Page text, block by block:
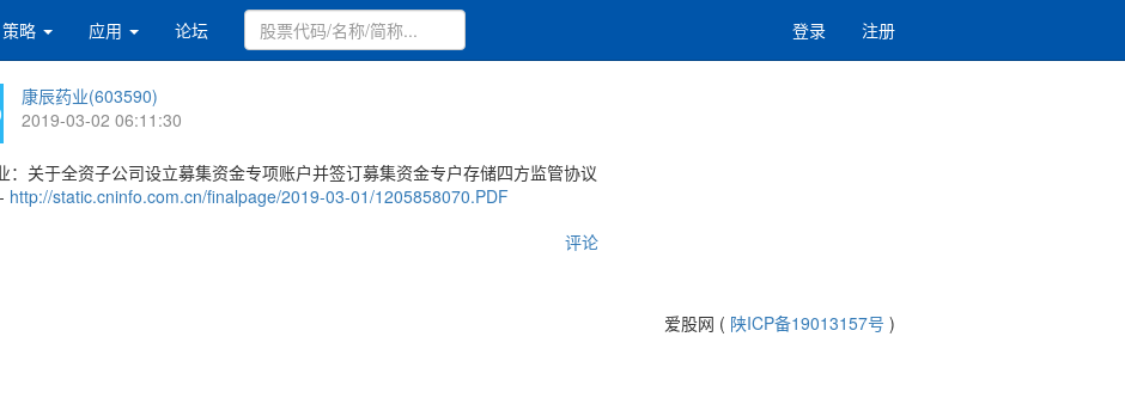
策略 应用 论坛 登录 注册
康辰药业(603590)
2019-03-02 06:11:30
：关于全资子公司设立募集资金专项账户并签订募集资金专户存储四方监管协议
http://static.cninfo.com.cn/finalpage/2019-03-01/1205858070.PDF
评论
爱股网 ( 陕ICP备19013157号 )